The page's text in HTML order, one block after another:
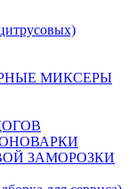
МИКСЕРЫ
ЗАМОРОЗКИ